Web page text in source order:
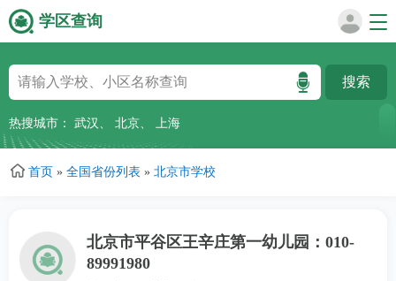
到
主
要
容
学区查询
热搜城市： 武汉 、 北京、 上海
首页 » 全国省份列表 » 北京市学校
北京市平谷区王辛庄第一幼儿园：010-
89991980